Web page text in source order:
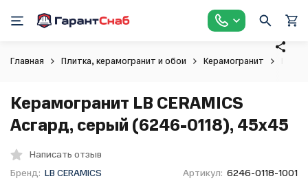
Главная Плитка, керамогранит и обои Керамогранит
Керамогранит LB CERAMICS
Асгард, серый (6246-0118), 45x45
Написать отзыв
Бренд: LB CERAMICS Артикул: 6246-0118-1001